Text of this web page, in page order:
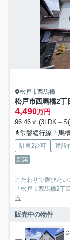
松戸市西馬橋
4,490万円
96.46㎡ (3LDK＋
常磐緩行線「馬
駐車2台可 建設
新築
こだわりで選びた
「松戸市西馬橋2丁
る
販売中の物件